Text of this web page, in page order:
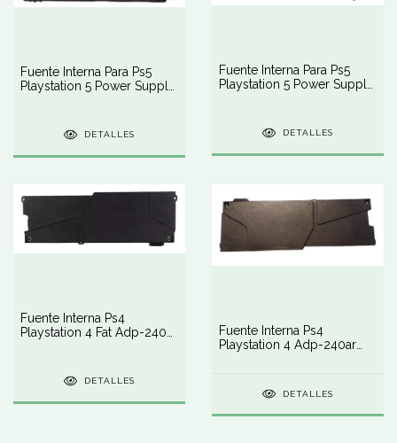
Fuente Interna Para Ps5
Playstation 5 Power Supply
DETALLES
Fuente Interna Para Ps5
Playstation 5 Power Supply
DETALLES
Fuente Interna Ps4
Playstation 4 Fat Adp-240cr
DETALLES
Fuente Interna Ps4
Playstation 4 Adp-240ar
DETALLES